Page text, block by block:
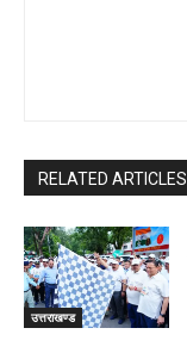
RELATED ARTICLES
उत्तराखण्ड